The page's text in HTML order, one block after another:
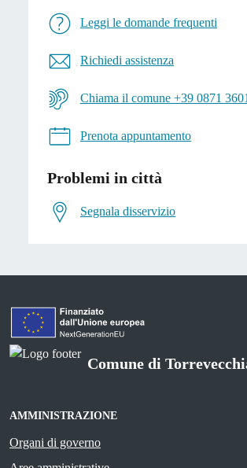
Leggi le domande frequenti
Richiedi assistenza
Chiama il comune +39 0871
Prenota appuntamento
Problemi in città
Segnala disservizio
Comune di
AMMINISTRAZIONE
Organi di governo